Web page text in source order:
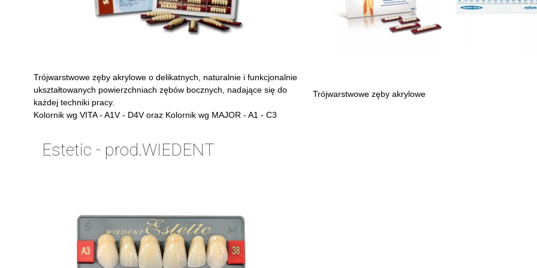
Trójwarstwowe zęby akrylowe o delikatnych, naturalnie i funkcjonalnie
ukształtowanych powierzchniach zębów bocznych, nadające się do
każdej techniki pracy.
Kolornik wg VITA - A1V - D4V oraz Kolornik wg MAJOR - A1 - C3
Trójwarstwowe zęby akrylowe
Estetic - prod.WIEDENT